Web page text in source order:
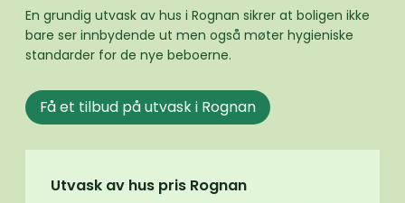
En grundig utvask av hus i Rognan sikrer at boligen ikke
bare ser innbydende ut men også møter hygieniske
standarder for de nye beboerne.
Få et tilbud på utvask i Rognan
Utvask av hus pris Rognan